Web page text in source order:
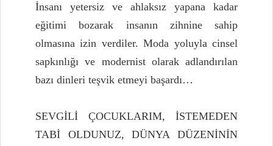
İnsanı yetersiz ve ahlaksız yapana kadar
eğitimi bozarak insanın zihnine sahip
olmasına izin verdiler. Moda yoluyla cinsel
sapkınlığı ve modernist olarak adlandırılan
bazı dinleri teşvik etmeyi başardı…
SEVGİLİ ÇOCUKLARIM, İSTEMEDEN
TABİ OLDUNUZ, DÜNYA DÜZENİNİN